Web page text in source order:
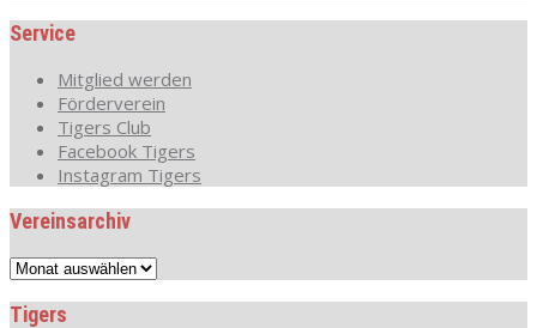
Service
Mitglied werden
Förderverein
Tigers Club
Facebook Tigers
Instagram Tigers
Vereinsarchiv
Vereinsarchiv
Tigers